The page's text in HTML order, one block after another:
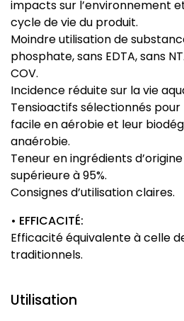
impacts sur l’environnement
cycle de vie du produit.
Moindre utilisation de
phosphate, sans EDTA, sans
COV.
Incidence réduite sur la vie
Tensioactifs sélectionnés
facile en aérobie et leur
anaérobie.
Teneur en ingrédients
supérieure à 95%.
Consignes d’utilisation claires.
• EFFICACITÉ:
Efficacité équivalente à celle
traditionnels.
Utilisation